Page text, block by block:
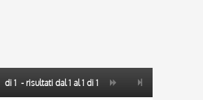
di 1 - risultati dal1 al1 di 1